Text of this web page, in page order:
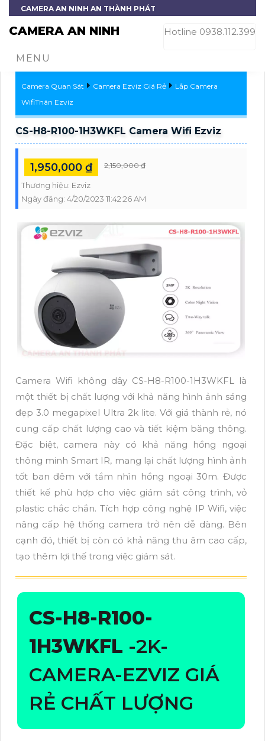
CAMERA AN NINH AN THÀNH PHÁT
CAMERA AN NINH Hotline 0938.112.399
MENU
Camera Quan Sát Camera Ezviz Giá Rẻ
Lắp Camera
WifiThân Ezviz
CS-H8-R100-1H3WKFL Camera Wifi Ezviz
1,950,000 ₫ 2,150,000 ₫
Thương hiệu: Ezviz
Ngày đăng: 4/20/2023 11:42:26 AM
Camera Wifi không dây CS-H8-R100-1H3WKFL là
một thiết bị chất lượng với khả năng hình ảnh sáng
đẹp 3.0 megapixel Ultra 2k lite. Với giá thành rẻ, nó
cung cấp chất lượng cao và tiết kiệm băng thông.
Đặc biệt, camera này có khả năng hồng ngoại
thông minh Smart IR, mang lại chất lượng hình ảnh
tốt ban đêm với tầm nhìn hồng ngoại 30m. Được
thiết kế phù hợp cho việc giám sát công trình, vỏ
plastic chắc chắn. Tích hợp công nghệ IP Wifi, việc
nâng cấp hệ thống camera trở nên dễ dàng. Bên
cạnh đó, thiết bị còn có khả năng thu âm cao cấp,
tạo thêm lợi thế trong việc giám sát.
CS-H8-R100-
1H3WKFL -2K-
CAMERA-EZVIZ GIÁ
RẺ CHẤT LƯỢNG